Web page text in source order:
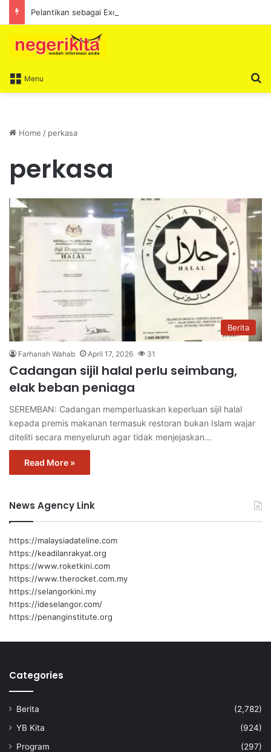
Menu
Home / perkasa
perkasa
Berita
Farhanah Wahab April 17, 2026 31
Cadangan sijil halal perlu seimbang,
elak beban peniaga
SEREMBAN: Cadangan memperluaskan keperluan sijil halal
kepada premis makanan termasuk restoran bukan Islam wajar
diteliti secara menyeluruh agar tidak menjejaskan…
Read More »
News Agency Link
https://malaysiadateline.com
https://keadilanrakyat.org
https://www.roketkini.com
https://www.therocket.com.my
https://selangorkini.my
https://ideselangor.com/
https://penanginstitute.org
Categories
Berita
(2,782)
YB Kita
(924)
Program
(297)